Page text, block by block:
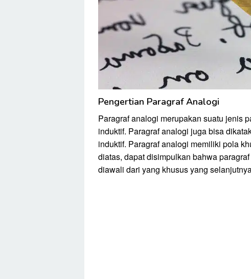
Pengertian Paragraf Analogi
Paragraf analogi merupakan suatu jenis
induktif. Paragraf analogi juga bisa
induktif. Paragraf analogi memiliki pola
diatas, dapat disimpulkan bahwa
diawali dari yang khusus yang